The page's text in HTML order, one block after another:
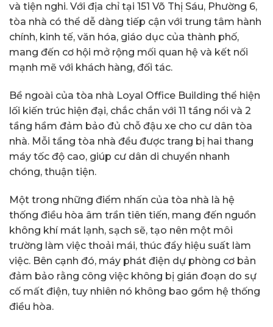
và tiện nghi. Với địa chỉ tại 151 Võ Thị Sáu, Phường 6,
tòa nhà có thể dễ dàng tiếp cận với trung tâm hành
chính, kinh tế, văn hóa, giáo dục của thành phố,
mang đến cơ hội mở rộng mối quan hệ và kết nối
mạnh mẽ với khách hàng, đối tác.
Bề ngoài của tòa nhà Loyal Office Building thể hiện
lối kiến trúc hiện đại, chắc chắn với 11 tầng nổi và 2
tầng hầm đảm bảo đủ chỗ đậu xe cho cư dân tòa
nhà. Mỗi tầng tòa nhà đều được trang bị hai thang
máy tốc độ cao, giúp cư dân di chuyển nhanh
chóng, thuận tiện.
Một trong những điểm nhấn của tòa nhà là hệ
thống điều hòa âm trần tiên tiến, mang đến nguồn
không khí mát lạnh, sạch sẽ, tạo nên một môi
trường làm việc thoải mái, thúc đẩy hiệu suất làm
việc. Bên cạnh đó, máy phát điện dự phòng cơ bản
đảm bảo rằng công việc không bị gián đoạn do sự
cố mất điện, tuy nhiên nó không bao gồm hệ thống
điều hòa.